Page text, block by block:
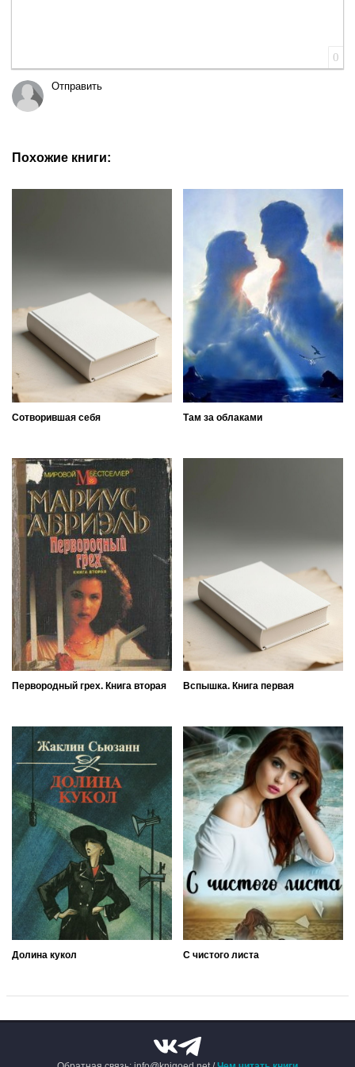
0
Отправить
Похожие книги:
Сотворившая себя Там за облаками
Первородный грех. Книга вторая Вспышка. Книга первая
Долина кукол С чистого листа